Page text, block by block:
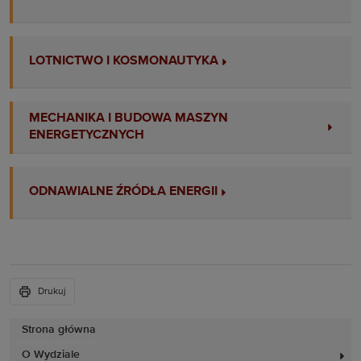
Strona główna
O Wydziale
LOTNICTWO I KOSMONAUTYKA
MECHANIKA I BUDOWA MASZYN
ENERGETYCZNYCH
ODNAWIALNE ŹRÓDŁA ENERGII
Drukuj